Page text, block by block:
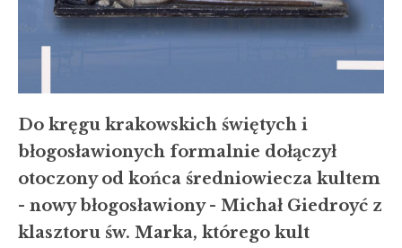
Do kręgu krakowskich świętych i
błogosławionych formalnie dołączył
otoczony od końca średniowiecza kultem
- nowy błogosławiony - Michał Giedroyć z
klasztoru św. Marka, którego kult